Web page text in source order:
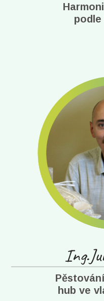
podle
hub ve